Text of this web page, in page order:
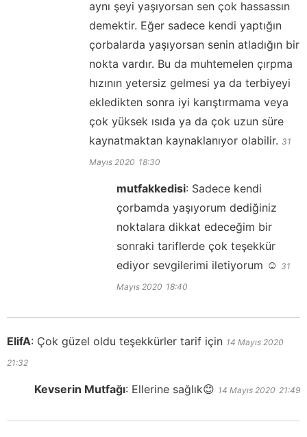
aynı şeyi yaşıyorsan sen çok hassassın
demektir. Eğer sadece kendi yaptığın
çorbalarda yaşıyorsan senin atladığın bir
nokta vardır. Bu da muhtemelen çırpma
hızının yetersiz gelmesi ya da terbiyeyi
ekledikten sonra iyi karıştırmama veya
çok yüksek ısıda ya da çok uzun süre
kaynatmaktan kaynaklanıyor olabilir. 31
Mayıs 2020 18:30
mutfakkedisi: Sadece kendi
çorbamda yaşıyorum dediğiniz
noktalara dikkat edeceğim bir
sonraki tariflerde çok teşekkür
ediyor sevgilerimi iletiyorum ☺️ 31
Mayıs 2020 18:40
ElifA: Çok güzel oldu teşekkürler tarif için 14 Mayıs 2020
21:32
Kevserin Mutfağı: Ellerine sağlık😊 14 Mayıs 2020 21:49